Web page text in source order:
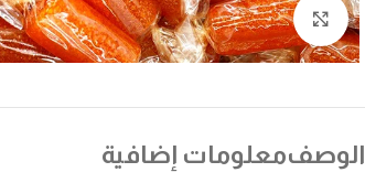
انقر للتكبير
الوصفمعلومات إضافية